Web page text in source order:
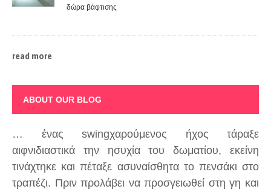
δώρα βάφτισης
read more
ABOUT OUR BLOG
… ένας swingχαρούμενος ήχος τάραξε
αιφνιδιαστικά την ησυχία του δωματίου, εκείνη
τινάχτηκε και πέταξε ασυναίσθητα το πενσάκι στο
τραπέζι. Πριν προλάβει να προσγειωθεί στη γη και